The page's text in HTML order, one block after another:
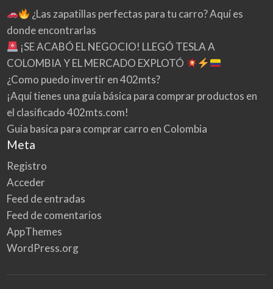
¿Las zapatillas perfectas para tu carro? Aquí es
donde encontrarlas
¡SE ACABÓ EL NEGOCIO! LLEGÓ TESLA A
COLOMBIA Y EL MERCADO EXPLOTÓ
¿Como puedo invertir en 402mts?
¡Aquí tienes una guía básica para comprar productos en
el clasificado 402mts.com!
Guia basica para comprar carro en Colombia
Meta
Registro
Acceder
Feed de entradas
Feed de comentarios
AppThemes
WordPress.org